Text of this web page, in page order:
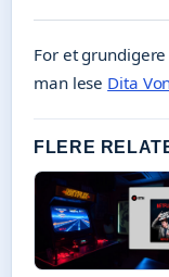
For et
man lese Dita
FLERE